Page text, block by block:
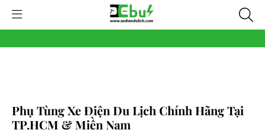
Phụ Tùng Xe Điện Du Lịch Chính Hãng Tại
TP.HCM & Miền Nam